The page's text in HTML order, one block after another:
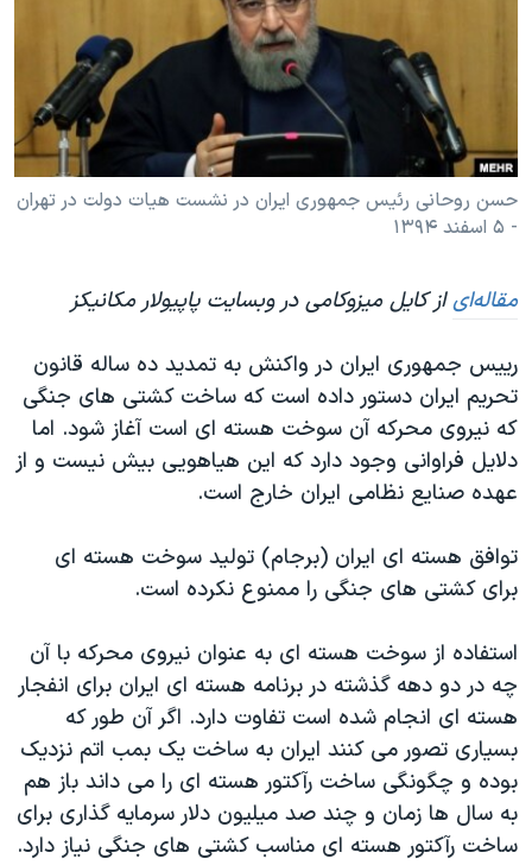
حقوق شهروندی
اقتصادی
علم و فناوری
اسرائیل در جنگ
گالری عکس
انتخابات ریاست جمهوری آمریکا ۲۰۲۴
حمله جمهوری اسلامی به اسرائیل
رمز مهسا
ورزش زنان در ایران
اعتراضات زن، زندگی، آزادی
دادگاه حمید نوری
چهل سال گروگان‌گیری
قانون شفافیت دارائی کادر رهبری ایران
اعتراضات مردمی آبان ۹۸
نرگس محمدی برنده جایزه نوبل صلح
صفحه‌های ویژه
سفر پرزیدنت ترامپ به چین
زبانهای مختلف
حسن روحانی رئیس جمهوری ایران در نشست هیات دولت در تهران
- ۵ اسفند ۱۳۹۴
مقاله‌ایاز کایل میزوکامی در وبسایت پاپیولار مکانیکز
رییس جمهوری ایران در واکنش به تمدید ده ساله قانون
تحریم ایران دستور داده است که ساخت کشتی های جنگی
که نیروی محرکه آن سوخت هسته ای است آغاز شود. اما
دلایل فراوانی وجود دارد که این هیاهویی بیش نیست و از
عهده صنایع نظامی ایران خارج است.
توافق هسته ای ایران (برجام) تولید سوخت هسته ای
برای کشتی های جنگی را ممنوع نکرده است.
استفاده از سوخت هسته ای به عنوان نیروی محرکه با آن
چه در دو دهه گذشته در برنامه هسته ای ایران برای انفجار
هسته ای انجام شده است تفاوت دارد. اگر آن طور که
بسیاری تصور می کنند ایران به ساخت یک بمب اتم نزدیک
بوده و چگونگی ساخت رآکتور هسته ای را می داند باز هم
به سال ها زمان و چند صد میلیون دلار سرمایه گذاری برای
ساخت رآکتور هسته ای مناسب کشتی های جنگی نیاز دارد.